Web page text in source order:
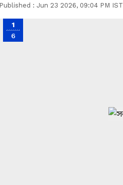
Published : Jun 23 2026, 09:04 PM IST
1
6